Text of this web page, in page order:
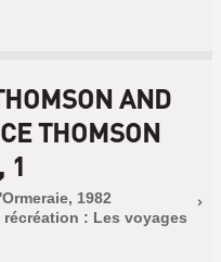
AND
THOMSON
1
1982
: Les voyages